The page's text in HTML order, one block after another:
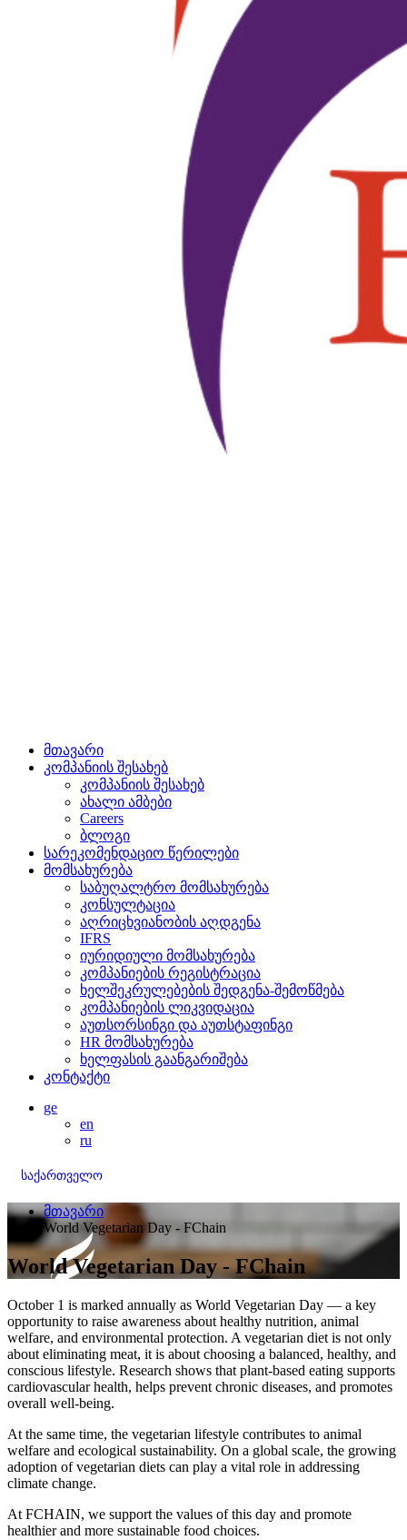
მთავარი
კომპანიის შესახებ
კომპანიის შესახებ
ახალი ამბები
Careers
ბლოგი
სარეკომენდაციო წერილები
მომსახურება
საბუღალტრო მომსახურება
კონსულტაცია
აღრიცხვიანობის აღდგენა
IFRS
იურიდიული მომსახურება
კომპანიების რეგისტრაცია
ხელშეკრულებების შედგენა-შემოწმება
კომპანიების ლიკვიდაცია
აუთსორსინგი და აუთსტაფინგი
HR მომსახურება
ხელფასის გაანგარიშება
კონტაქტი
ge
en
ru
საქართველო
მთავარი
World Vegetarian Day - FChain
World Vegetarian Day - FChain
October 1 is marked annually as World Vegetarian Day — a key
opportunity to raise awareness about healthy nutrition, animal
welfare, and environmental protection. A vegetarian diet is not only
about eliminating meat, it is about choosing a balanced, healthy, and
conscious lifestyle. Research shows that plant-based eating supports
cardiovascular health, helps prevent chronic diseases, and promotes
overall well-being.
At the same time, the vegetarian lifestyle contributes to animal
welfare and ecological sustainability. On a global scale, the growing
adoption of vegetarian diets can play a vital role in addressing
climate change.
At FCHAIN, we support the values of this day and promote
healthier and more sustainable food choices.